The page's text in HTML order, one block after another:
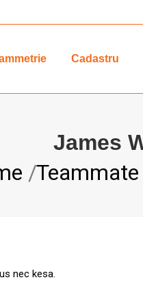
Cadastru
James
Teammate
nec kesa.